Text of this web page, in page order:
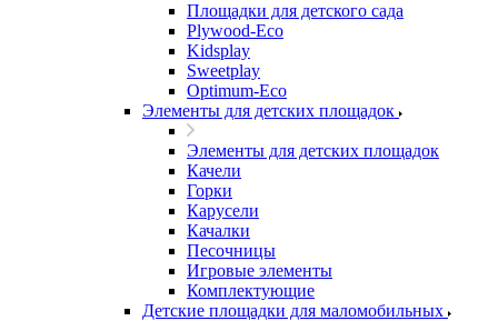
Площадки для детского сада
Plywood-Eco
Kidsplay
Sweetplay
Оptimum-Еco
Элементы для детских площадок
Элементы для детских площадок
Качели
Горки
Карусели
Качалки
Песочницы
Игровые элементы
Комплектующие
Детские площадки для маломобильных